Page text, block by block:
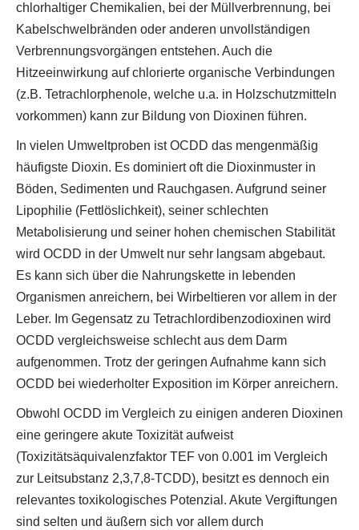
chlorhaltiger Chemikalien, bei der Müllverbrennung, bei
Kabelschwelbränden oder anderen unvollständigen
Verbrennungsvorgängen entstehen. Auch die
Hitzeeinwirkung auf chlorierte organische Verbindungen
(z.B. Tetrachlorphenole, welche u.a. in Holzschutzmitteln
vorkommen) kann zur Bildung von Dioxinen führen.
In vielen Umweltproben ist OCDD das mengenmäßig
häufigste Dioxin. Es dominiert oft die Dioxinmuster in
Böden, Sedimenten und Rauchgasen. Aufgrund seiner
Lipophilie (Fettlöslichkeit), seiner schlechten
Metabolisierung und seiner hohen chemischen Stabilität
wird OCDD in der Umwelt nur sehr langsam abgebaut.
Es kann sich über die Nahrungskette in lebenden
Organismen anreichern, bei Wirbeltieren vor allem in der
Leber. Im Gegensatz zu Tetrachlordibenzodioxinen wird
OCDD vergleichsweise schlecht aus dem Darm
aufgenommen. Trotz der geringen Aufnahme kann sich
OCDD bei wiederholter Exposition im Körper anreichern.
Obwohl OCDD im Vergleich zu einigen anderen Dioxinen
eine geringere akute Toxizität aufweist
(Toxizitätsäquivalenzfaktor TEF von 0.001 im Vergleich
zur Leitsubstanz 2,3,7,8-TCDD), besitzt es dennoch ein
relevantes toxikologisches Potenzial. Akute Vergiftungen
sind selten und äußern sich vor allem durch